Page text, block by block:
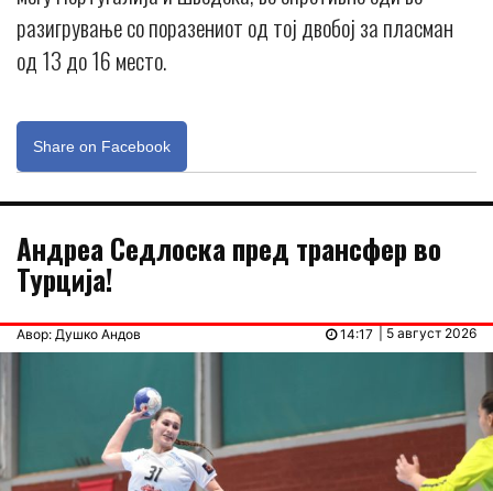
разигрување со поразениот од тој двобој за пласман
од 13 до 16 место.
Share on Facebook
Андреа Седлоска пред трансфер во
Турција!
Авор: Душко Андов | 5 август 2026
14:17